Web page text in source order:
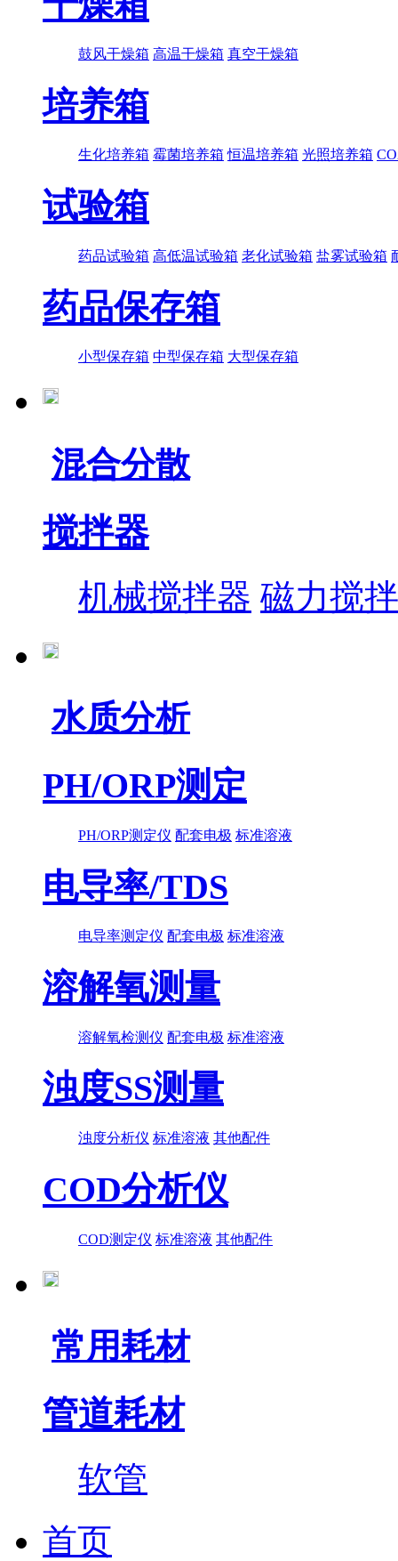
鼓风干燥箱 高温干燥箱 真空干燥箱
培养箱
生化培养箱 霉菌培养箱 恒温培养箱 光照培养箱
试验箱
药品试验箱 高低温试验箱 老化试验箱 盐雾试验箱
药品保存箱
小型保存箱 中型保存箱 大型保存箱
混合分散
搅拌器
机械搅拌器 磁力搅
水质分析
PH/ORP测定
PH/ORP测定仪 配套电极 标准溶液
电导率/TDS
电导率测定仪 配套电极 标准溶液
溶解氧测量
溶解氧检测仪 配套电极 标准溶液
浊度SS测量
浊度分析仪 标准溶液 其他配件
COD分析仪
COD测定仪 标准溶液 其他配件
常用耗材
管道耗材
软管
首页